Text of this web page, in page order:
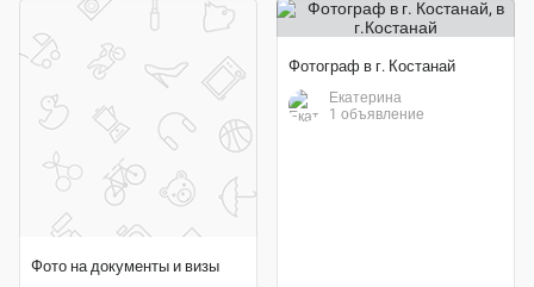
Фото на документы и визы
Фотограф в г. Костанай
Екатерина
1 объявление